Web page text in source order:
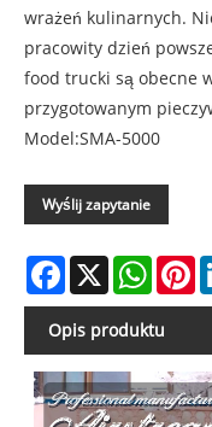
wrażeń kulinarnych.
pracowity dzień
food trucki są obecne
przygotowanym
Model:SMA-5000
Wyślij zapytanie
Facebook
X
Opis produktu